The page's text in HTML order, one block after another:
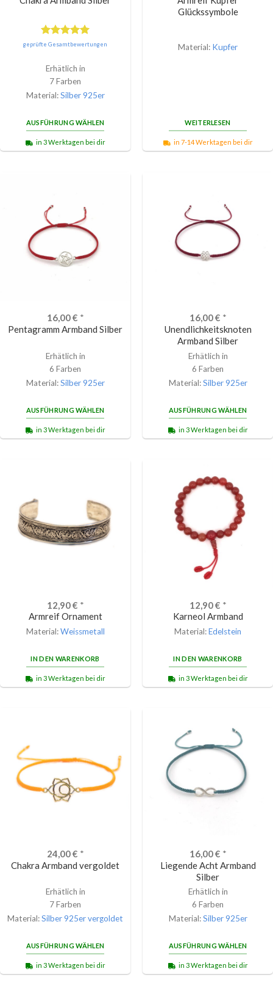
Bewertet
von 5
geprüfte Gesamtbewertungen
Erhätlich in
7 Farben
Material:Silber 925er
AUSFÜHRUNG WÄHLEN
in 3 Werktagen bei dir
Glückssymbole
Material: Kupfer
WEITERLESEN
in 7-14 Werktagen bei dir
16,00€ *
Pentagramm Armband Silber
Erhätlich in
6 Farben
Material:Silber 925er
AUSFÜHRUNG WÄHLEN
in 3 Werktagen bei dir
16,00€ *
Unendlichkeitsknoten
Armband Silber
Erhätlich in
6 Farben
Material:Silber 925er
AUSFÜHRUNG WÄHLEN
in 3 Werktagen bei dir
12,90€ *
Armreif Ornament
Material:Weissmetall
IN DEN WARENKORB
in 3 Werktagen bei dir
12,90€ *
Karneol Armband
Material:Edelstein
IN DEN WARENKORB
in 3 Werktagen bei dir
24,00€ *
Chakra Armband vergoldet
Erhätlich in
7 Farben
Material:Silber 925er vergoldet
AUSFÜHRUNG WÄHLEN
in 3 Werktagen bei dir
16,00€ *
Liegende Acht Armband
Silber
Erhätlich in
6 Farben
Material:Silber 925er
AUSFÜHRUNG WÄHLEN
in 3 Werktagen bei dir